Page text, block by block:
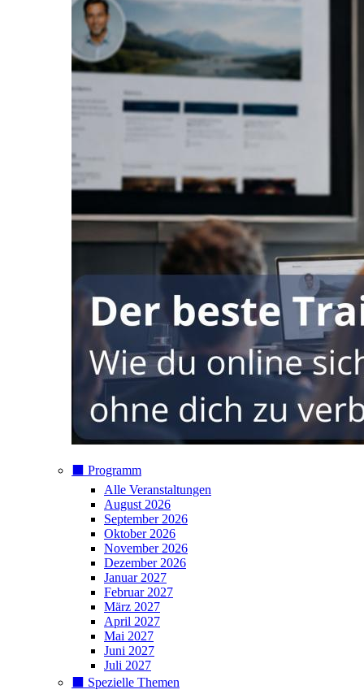
⬛️ Programm
Alle Veranstaltungen
August 2026
September 2026
Oktober 2026
November 2026
Dezember 2026
Januar 2027
Februar 2027
März 2027
April 2027
Mai 2027
Juni 2027
Juli 2027
⬛️ Spezielle Themen